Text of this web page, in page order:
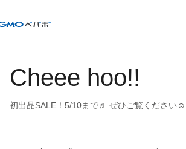
Cheee hoo!!
初出品SALE！5/10まで♬ ぜひご覧ください☺︎